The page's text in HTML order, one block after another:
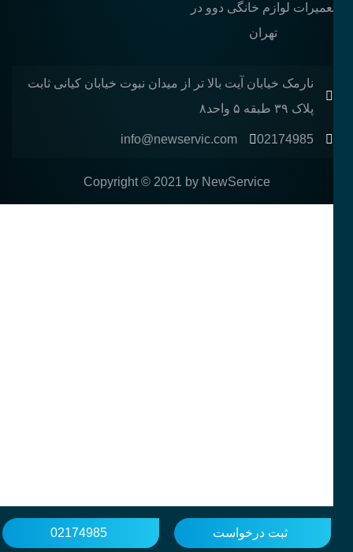
ثبت درخواست 02174985
لوازم خانگی دوو در
تهران
نارمک خیابان آیت بالا تر از میدان نبوت خیابان کیانی ثابت
پلاک ۳۹ طبقه ۵ واحد۸
02174985
info@newservic.com
Copyright © 2021 by NewService